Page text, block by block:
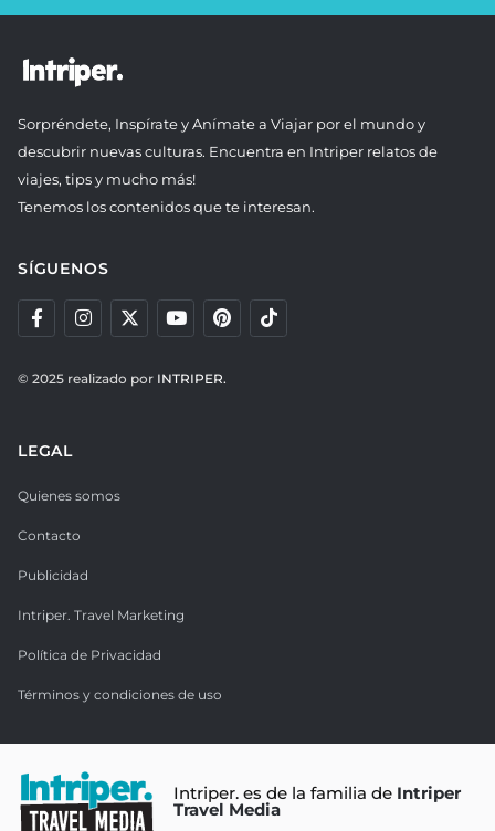
Sorpréndete, Inspírate y Anímate a Viajar por el mundo y
descubrir nuevas culturas. Encuentra en Intriper relatos de
viajes, tips y mucho más!
Tenemos los contenidos que te interesan.
SÍGUENOS
© 2025 realizado por INTRIPER.
LEGAL
Quienes somos
Contacto
Publicidad
Intriper. Travel Marketing
Política de Privacidad
Términos y condiciones de uso
Intriper. es de la familia de Intriper
Travel Media